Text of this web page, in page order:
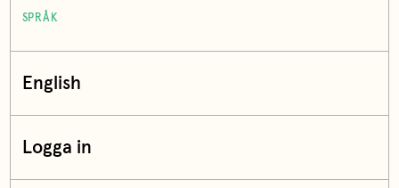
SPRÅK
English
Logga in